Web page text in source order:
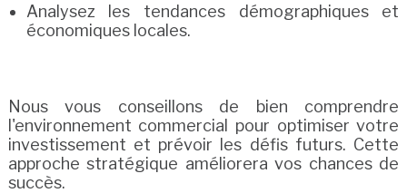
Analysez les tendances démographiques et
économiques locales.
Nous vous conseillons de bien comprendre
l'environnement commercial pour optimiser votre
investissement et prévoir les défis futurs. Cette
approche stratégique améliorera vos chances de
succès.